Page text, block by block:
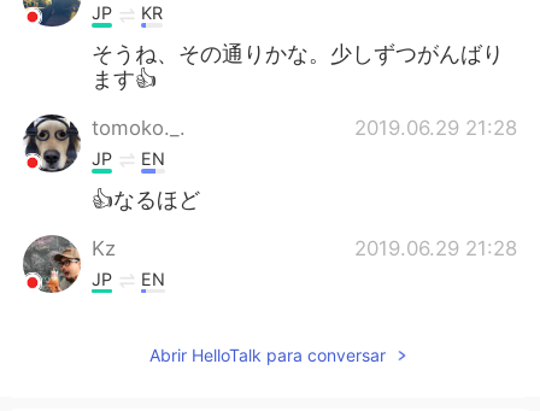
JP KR
そうね、その通りかな。少しずつがんばり
ます👍
tomoko._. 2019.06.29 21:28
JP EN
👍なるほど
Kz 2019.06.29 21:28
JP EN
Abrir HelloTalk para conversar